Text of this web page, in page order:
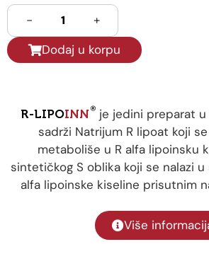
-
+
Dodaj u korpu
R-LIPOINN® je jedini preparat u
sadrži Natrijum R lipoat koji
metaboliše u R alfa lipoinsku
sintetičkog S oblika koji se nalazi
alfa lipoinske kiseline prisutnim
Više